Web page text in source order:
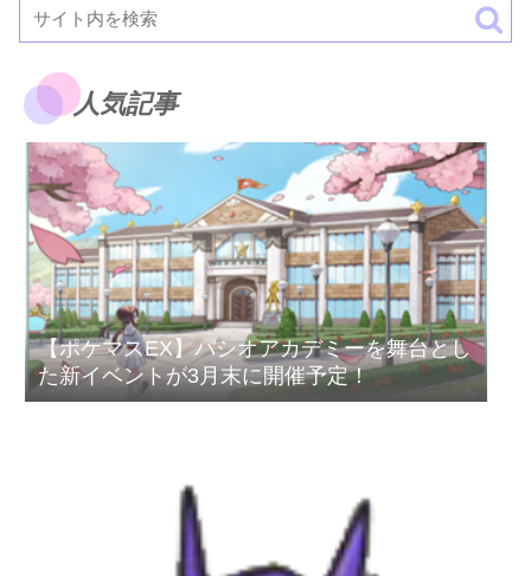
人気記事
【ポケマスEX】パシオアカデミーを舞台とし
た新イベントが3月末に開催予定！